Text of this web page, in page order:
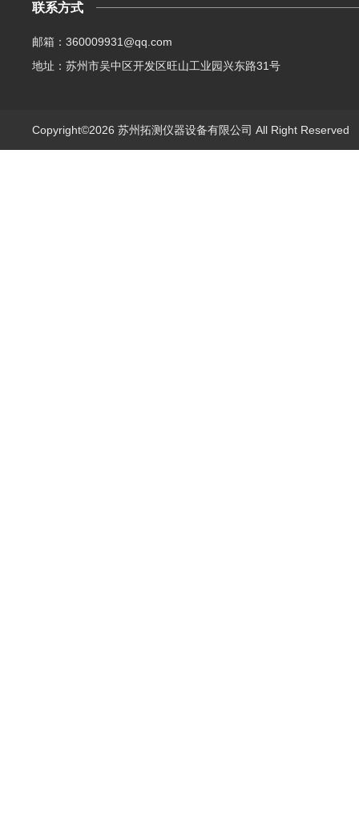
联系方式
邮箱：360009931@qq.com
地址：苏州市吴中区开发区旺山工业园兴东路31号
Copyright©2026 苏州拓测仪器设备有限公司 All Right